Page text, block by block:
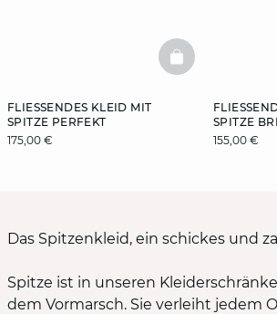
FLIESSENDES KLEID MIT S
PITZE PERFEKT
175,00 €
BASKETFULL
PITZE
155,00 €
Das Spitzenkleid, ein schickes und
Spitze ist in unseren
dem Vormarsch. Sie verleiht jedem